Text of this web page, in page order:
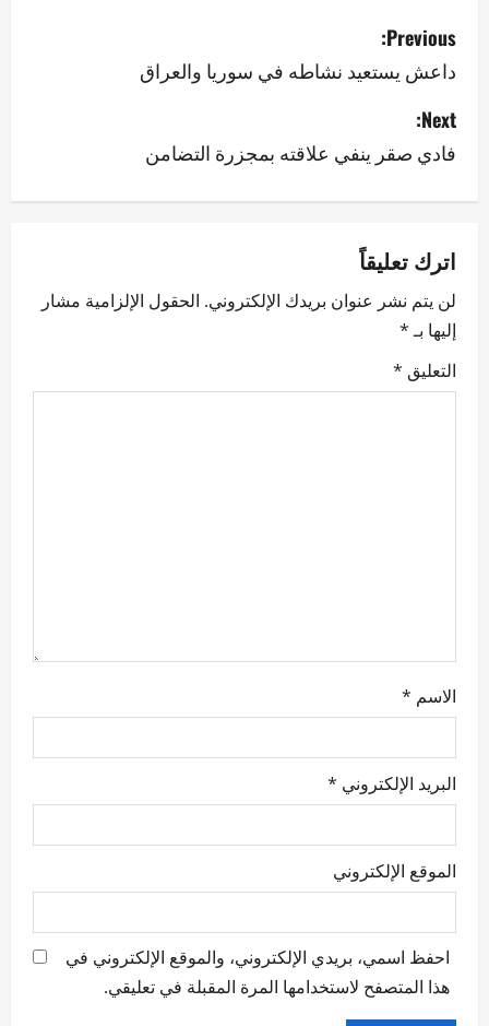
P
o
s
t
n
a
v
i
g
Previous:
داعش يستعيد نشاطه في سوريا والعراق
Next:
فادي صقر ينفي علاقته بمجزرة التضامن
اترك تعليقاً
لن يتم نشر عنوان بريدك الإلكتروني. الحقول الإلزامية مشار
إليها بـ*
التعليق *
الاسم *
البريد الإلكتروني *
الموقع الإلكتروني
احفظ اسمي، بريدي الإلكتروني، والموقع الإلكتروني في
هذا المتصفح لاستخدامها المرة المقبلة في تعليقي.